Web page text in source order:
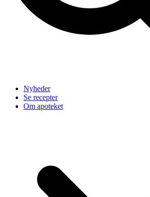
Nyheder
Se recepter
Om apoteket